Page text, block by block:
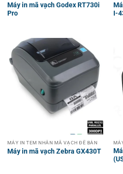
Máy in mã vạch Godex RT730i
Pro
I-
MÁY IN TEM NHÃN MÃ VẠCH ĐỂ BÀN
Máy in mã vạch Zebra GX430T